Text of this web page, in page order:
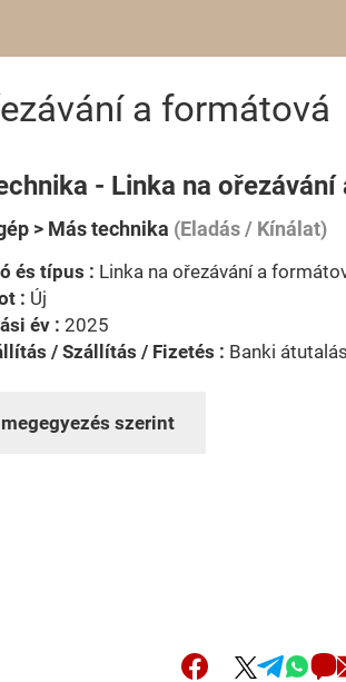
a formátová
- Linka na
> Más technika (Eladás / Kínálat)
és típus : Linka na ořezávání a
: Új
év : 2025
/ Szállítás / Fizetés : Banki átutalás
szerint